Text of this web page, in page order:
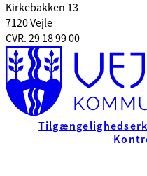
Kirkebakken 13
7120 Vejle
CVR. 29 18 99 00